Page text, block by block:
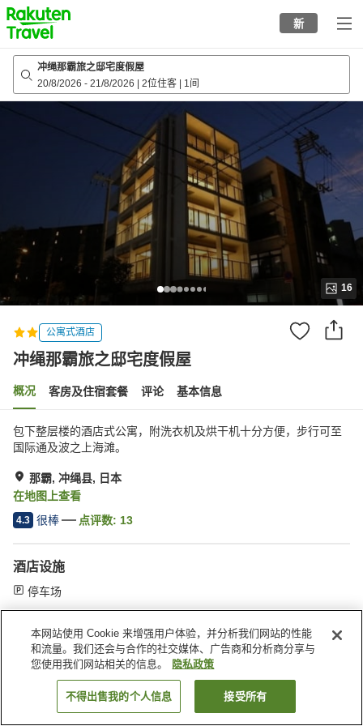
to
top
page
新
冲绳那霸旅之邸宅度假屋
20/8/2026 - 21/8/2026 2位住客 1间
16
公寓式酒店
冲绳那霸旅之邸宅度假屋
概况 客房及住宿套餐 评论 基本信息
包下整层楼的酒店式公寓，附洗衣机及烘干机十分方便，步行可至
国际通及波之上海滩。
那霸, 冲绳县, 日本
在地图上查看
4.3 很棒 点评数: 13
酒店设施
停车场
首页 日本 冲绳县 那霸 冲绳那霸旅之邸宅度假屋
搜索客房
本网站使用 Cookie 来增强用户体验，并分析我们网站的性能
和流量。我们还会与合作的社交媒体、广告商和分析商分享与
您使用我们网站相关的信息。
隐私政策
不得出售我的个人信息 接受所有